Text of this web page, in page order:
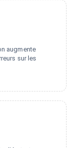
augmente
sur les